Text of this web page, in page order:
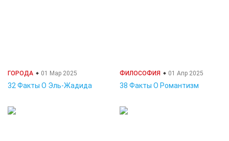
ГОРОДА 01 Мар 2025
32 Факты О Эль-Жадида
ФИЛОСОФИЯ 01 Апр 2025
38 Факты О Романтизм